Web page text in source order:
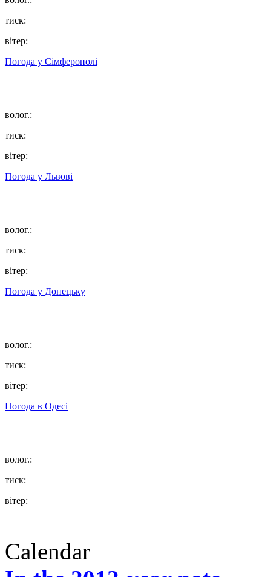
тиск:
вітер:
Погода у Сімферополі
волог.:
тиск:
вітер:
Погода у Львові
волог.:
тиск:
вітер:
Погода у Донецьку
волог.:
тиск:
вітер:
Погода в Одесі
волог.:
тиск:
вітер:
Calendar